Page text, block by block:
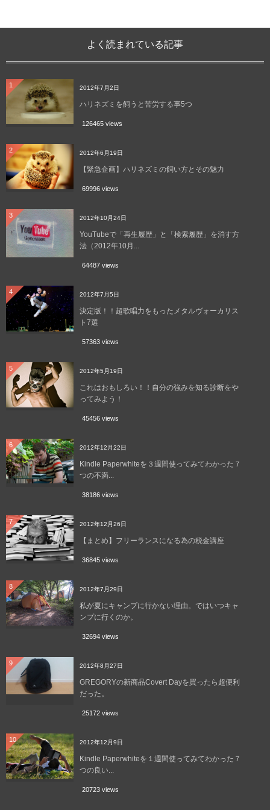
よく読まれている記事
1 2012年7月2日
ハリネズミを飼うと苦労する事5つ
126465 views
2 2012年6月19日
【緊急企画】ハリネズミの飼い方とその魅力
69996 views
3 2012年10月24日
YouTubeで「再生履歴」と「検索履歴」を消す方
法（2012年10月...
64487 views
4 2012年7月5日
決定版！！超歌唱力をもったメタルヴォーカリス
ト7選
57363 views
5 2012年5月19日
これはおもしろい！！自分の強みを知る診断をや
ってみよう！
45456 views
6 2012年12月22日
Kindle Paperwhiteを３週間使ってみてわかった７
つの不満...
38186 views
7 2012年12月26日
【まとめ】フリーランスになる為の税金講座
36845 views
8 2012年7月29日
私が夏にキャンプに行かない理由。ではいつキャ
ンプに行くのか。
32694 views
9 2012年8月27日
GREGORYの新商品Covert Dayを買ったら超便利
だった。
25172 views
10 2012年12月9日
Kindle Paperwhiteを１週間使ってみてわかった７
つの良い...
20723 views